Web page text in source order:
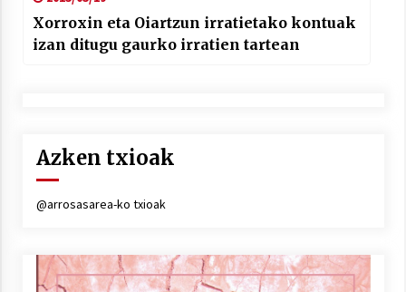
Xorroxin eta Oiartzun irratietako kontuak
izan ditugu gaurko irratien tartean
Azken txioak
@arrosasarea-ko txioak